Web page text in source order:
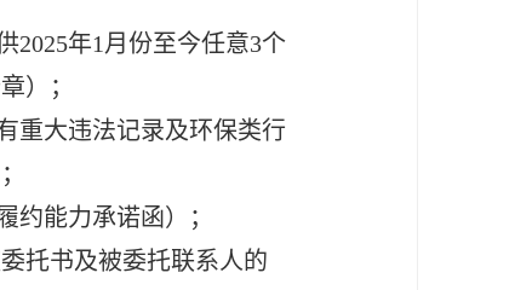
年1月份至今任意3个
）；
大违法记录及环保类行
能力承诺函）；
托书及被委托联系人的